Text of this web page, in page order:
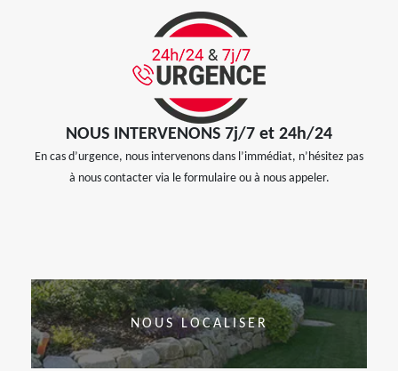
NOUS INTERVENONS 7j/7 et 24h/24
En cas d’urgence, nous intervenons dans l’immédiat, n’hésitez pas
à nous contacter via le formulaire ou à nous appeler.
NOUS LOCALISER